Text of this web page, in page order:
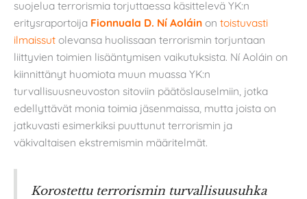
suojelua terrorismia torjuttaessa käsittelevä YK:n
eritysraportoija Fionnuala D. Ní Aoláin on toistuvasti
ilmaissut olevansa huolissaan terrorismin torjuntaan
liittyvien toimien lisääntymisen vaikutuksista. Ní Aoláin on
kiinnittänyt huomiota muun muassa YK:n
turvallisuusneuvoston sitoviin päätöslauselmiin, jotka
edellyttävät monia toimia jäsenmaissa, mutta joista on
jatkuvasti esimerkiksi puuttunut terrorismin ja
väkivaltaisen ekstremismin määritelmät.
Korostettu terrorismin turvallisuusuhka